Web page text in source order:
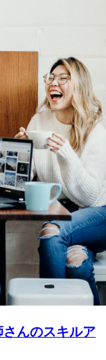
んのスキルア